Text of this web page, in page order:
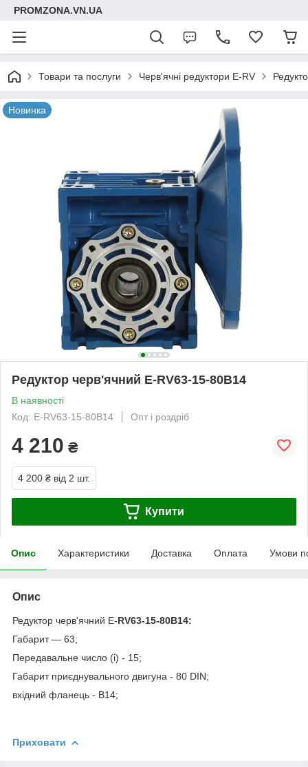
PROMZONA.VN.UA
Товари та послуги Черв'ячні редуктори E-RV
Новинка
Редуктор черв'ячний E-RV63-15-80B14
В наявності
Код: E-RV63-15-80B14
Опт і роздріб
4 210 ₴
4 200 ₴ від 2 шт.
Купити
Опис Характеристики Доставка Оплата Умови
Опис
Редуктор черв'ячний E-RV63-15-80B14:
Габарит — 63;
Передавальне число (і) - 15;
Габарит приєднувального двигуна - 80 DIN;
вхідний фланець - В14;
Приховати